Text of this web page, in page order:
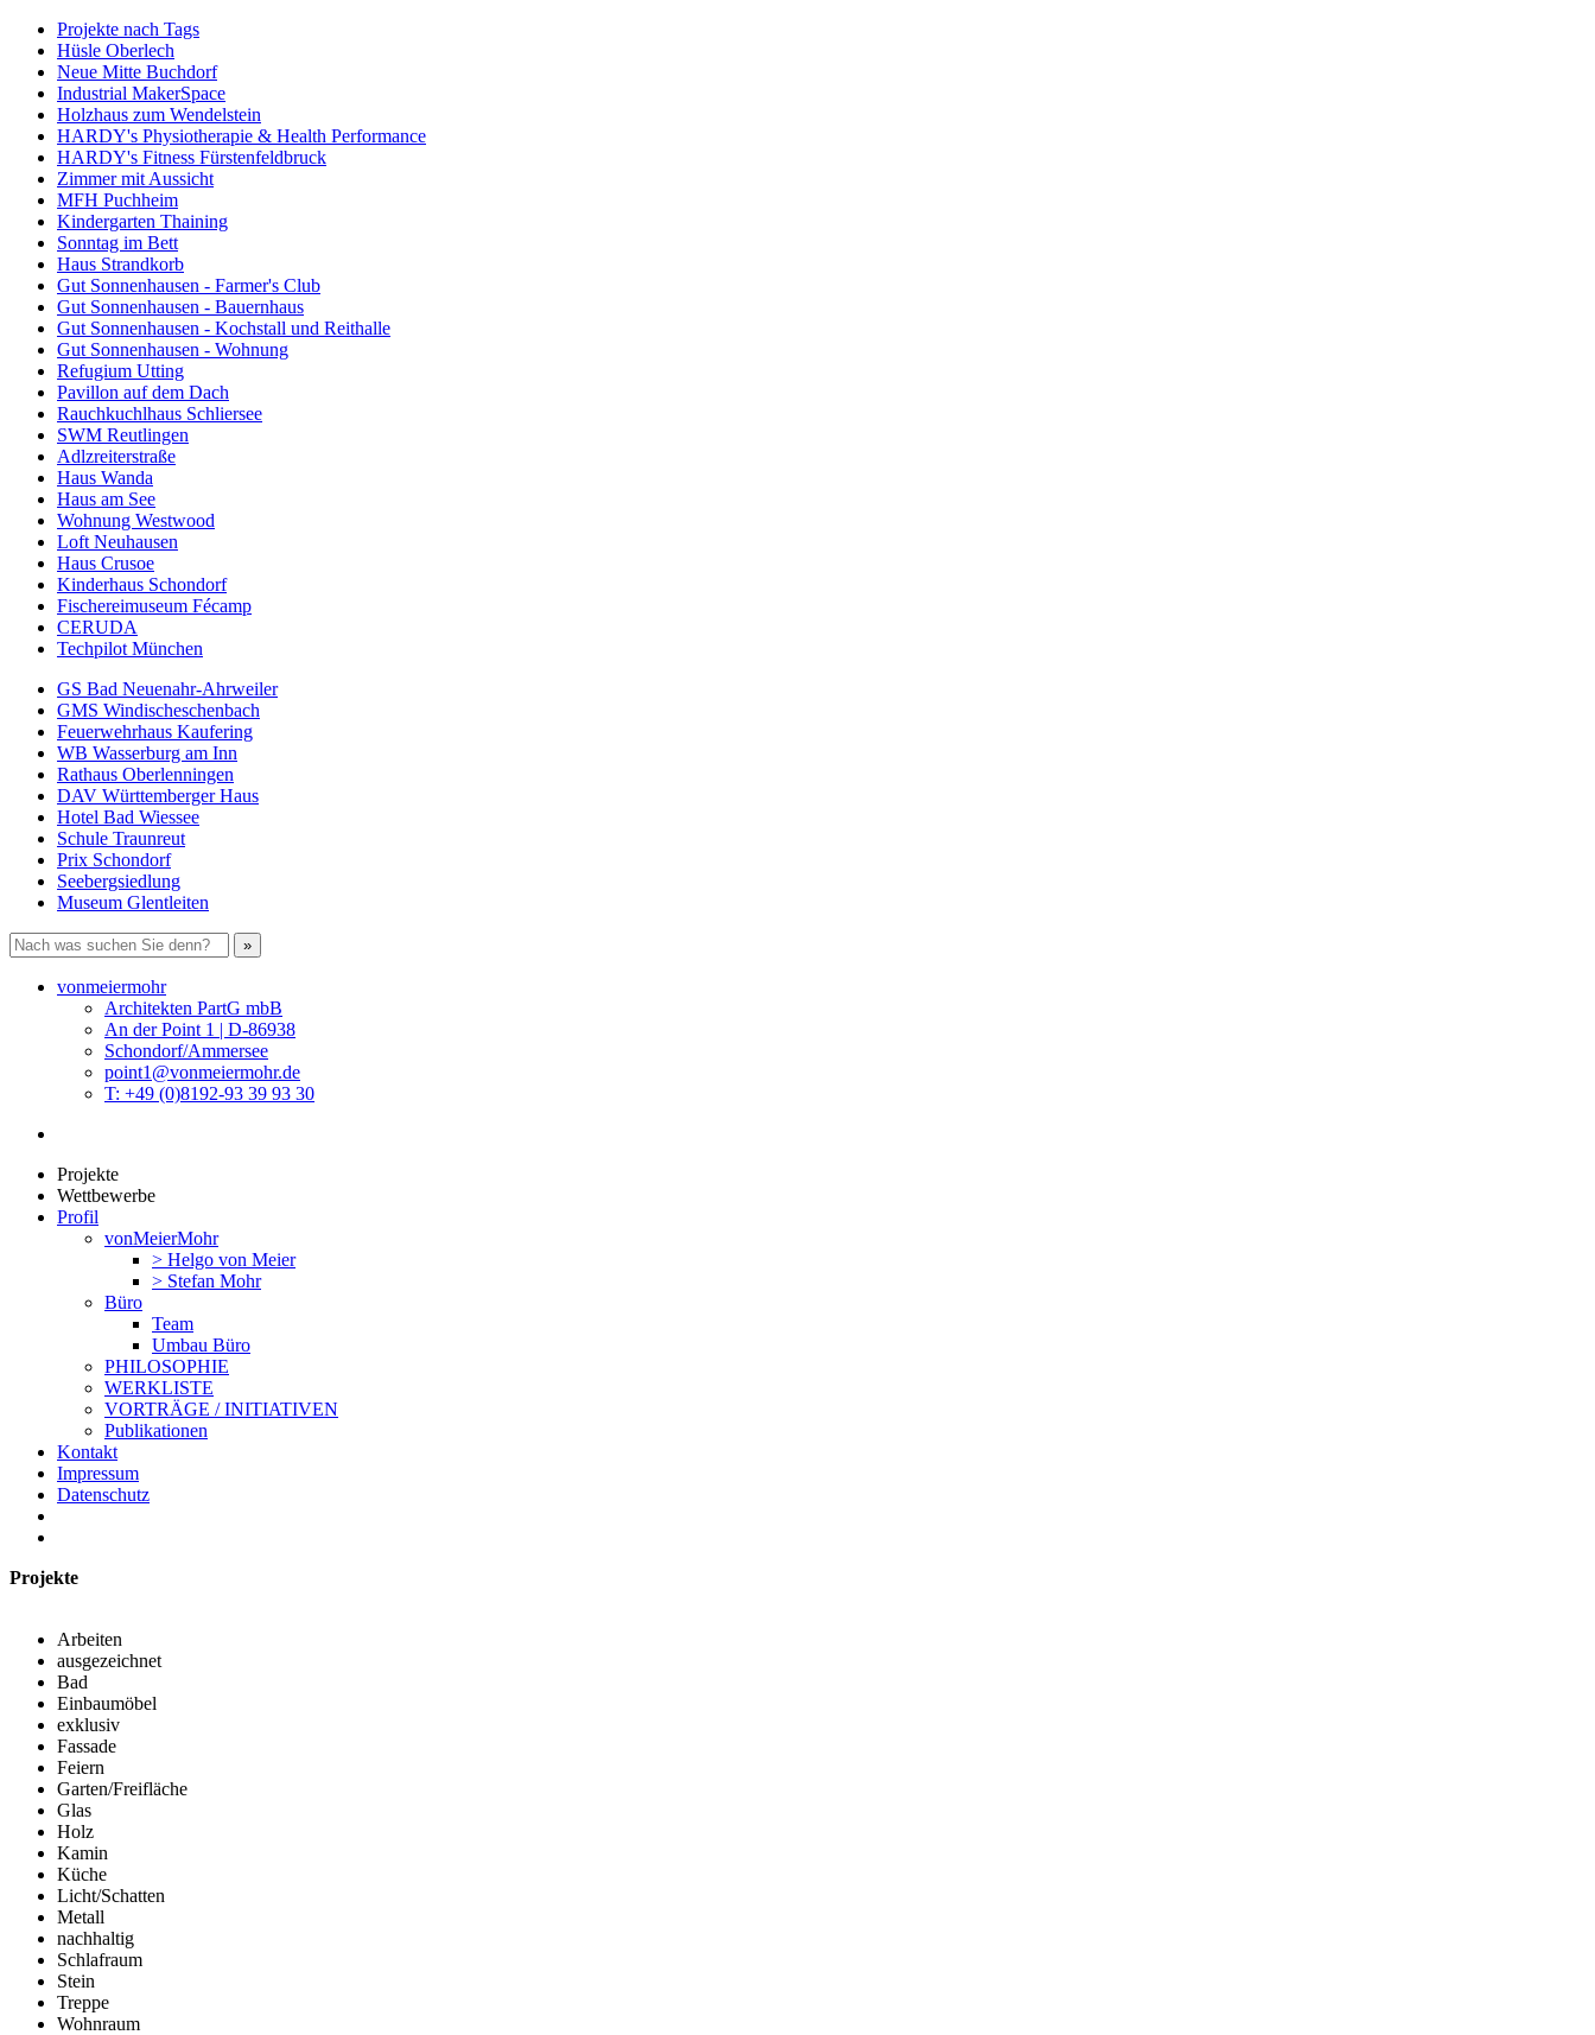
Projekte nach Tags
Hüsle Oberlech
Neue Mitte Buchdorf
Industrial MakerSpace
Holzhaus zum Wendelstein
HARDY's Physiotherapie & Health Performance
HARDY's Fitness Fürstenfeldbruck
Zimmer mit Aussicht
MFH Puchheim
Kindergarten Thaining
Sonntag im Bett
Haus Strandkorb
Gut Sonnenhausen - Farmer's Club
Gut Sonnenhausen - Bauernhaus
Gut Sonnenhausen - Kochstall und Reithalle
Gut Sonnenhausen - Wohnung
Refugium Utting
Pavillon auf dem Dach
Rauchkuchlhaus Schliersee
SWM Reutlingen
Adlzreiterstraße
Haus Wanda
Haus am See
Wohnung Westwood
Loft Neuhausen
Haus Crusoe
Kinderhaus Schondorf
Fischereimuseum Fécamp
CERUDA
Techpilot München
GS Bad Neuenahr-Ahrweiler
GMS Windischeschenbach
Feuerwehrhaus Kaufering
WB Wasserburg am Inn
Rathaus Oberlenningen
DAV Württemberger Haus
Hotel Bad Wiessee
Schule Traunreut
Prix Schondorf
Seebergsiedlung
Museum Glentleiten
vonmeiermohr
Architekten PartG mbB
An der Point 1 | D-86938
Schondorf/Ammersee
point1@vonmeiermohr.de
T: +49 (0)8192-93 39 93 30
Projekte
Wettbewerbe
Profil
vonMeierMohr
> Helgo von Meier
> Stefan Mohr
Büro
Team
Umbau Büro
PHILOSOPHIE
WERKLISTE
VORTRÄGE / INITIATIVEN
Publikationen
Kontakt
Impressum
Datenschutz
Projekte
Arbeiten
ausgezeichnet
Bad
Einbaumöbel
exklusiv
Fassade
Feiern
Garten/Freifläche
Glas
Holz
Kamin
Küche
Licht/Schatten
Metall
nachhaltig
Schlafraum
Stein
Treppe
Wohnraum